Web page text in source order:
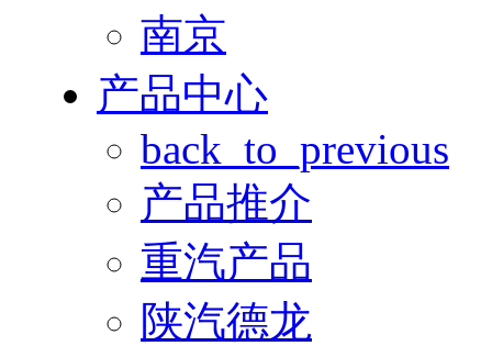
南京
产品中心
back_to_previous
产品推介
重汽产品
陕汽德龙